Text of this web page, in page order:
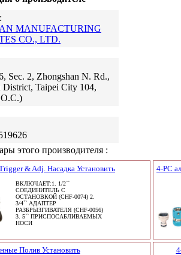
MANUFACTURING
CO., LTD.
Sec. 2, Zhongshan N. Rd.,
District, Taipei City 104,
этого производителя :
& Adj. Насадка Установить
ВКЛЮЧАЕТ:1. 1/2``
СОЕДИНИТЕЛЬ С
ОСТАНОВКОЙ (CHF-0074) 2.
3/4`` АДАПТЕР
РАЗБРЫЗГИВАТЕЛЯ (CHF-0056)
3. 5`` ПРИСПОСАБЛИВАЕМЫХ
НОСИ
4-PC
Полив Установить